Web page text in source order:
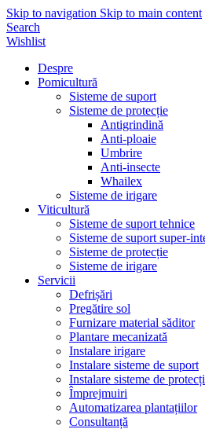
Skip to navigation Skip to main content
Search
Wishlist
Despre
Pomicultură
Sisteme de suport
Sisteme de protecție
Antigrindină
Anti-ploaie
Umbrire
Anti-insecte
Whailex
Sisteme de irigare
Viticultură
Sisteme de suport tehnice
Sisteme de suport super-
Sisteme de protecție
Sisteme de irigare
Servicii
Defrișări
Pregătire sol
Furnizare material săditor
Plantare mecanizată
Instalare irigare
Instalare sisteme de suport
Instalare sisteme de
Împrejmuiri
Automatizarea plantațiilor
Consultanță